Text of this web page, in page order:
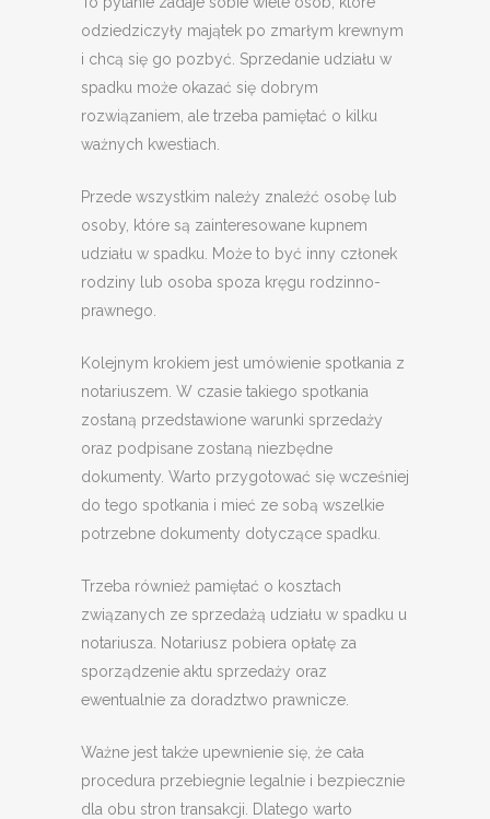
odziedziczyły majątek po zmarłym krewnym
i chcą się go pozbyć. Sprzedanie udziału w
spadku może okazać się dobrym
rozwiązaniem, ale trzeba pamiętać o kilku
ważnych kwestiach.
Przede wszystkim należy znaleźć osobę lub
osoby, które są zainteresowane kupnem
udziału w spadku. Może to być inny członek
rodziny lub osoba spoza kręgu rodzinno-
prawnego.
Kolejnym krokiem jest umówienie spotkania z
notariuszem. W czasie takiego spotkania
zostaną przedstawione warunki sprzedaży
oraz podpisane zostaną niezbędne
dokumenty. Warto przygotować się wcześniej
do tego spotkania i mieć ze sobą wszelkie
potrzebne dokumenty dotyczące spadku.
Trzeba również pamiętać o kosztach
związanych ze sprzedażą udziału w spadku u
notariusza. Notariusz pobiera opłatę za
sporządzenie aktu sprzedaży oraz
ewentualnie za doradztwo prawnicze.
Ważne jest także upewnienie się, że cała
procedura przebiegnie legalnie i bezpiecznie
dla obu stron transakcji. Dlatego warto